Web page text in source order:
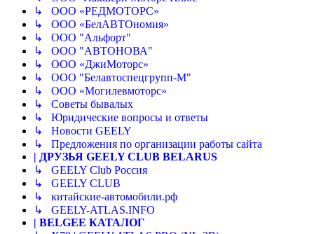
↳ ООО «РЕДМОТОРС»
↳ ООО «БелАВТОномия»
↳ ООО "Альфорт"
↳ ООО "АВТОНОВА"
↳ ООО «ДжиМоторс»
↳ ООО "Белавтоспецгрупп-М"
↳ ООО «Могилевмоторс»
↳ Советы бывалых
↳ Юридические вопросы и ответы
↳ Новости GEELY
↳ Предложения по организации работы сайта
| ДРУЗЬЯ GEELY CLUB BELARUS
↳ GEELY Club Россия
↳ GEELY CLUB
↳ китайские-автомобили.рф
↳ GEELY-ATLAS.INFO
| BELGEE КАТАЛОГ